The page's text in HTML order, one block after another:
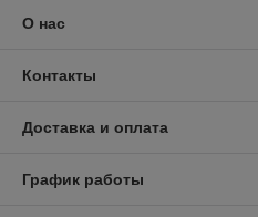
О нас
Контакты
Доставка и оплата
График работы